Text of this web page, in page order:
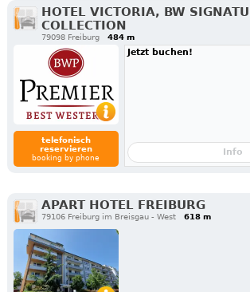
HOTEL VICTORIA, BW
COLLECTION
79098 Freiburg 484 m
telefonisch
reservieren
booking by phone
Jetzt buchen!
Info
APART HOTEL FREIBURG
79106 Freiburg im Breisgau - West 618 m